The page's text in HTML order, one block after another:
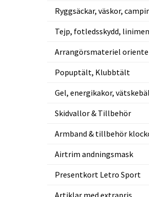
Ryggsäckar, väskor,
Tejp, fotledsskydd,
Arrangörsmateriel
Popuptält, Klubbtält
Gel, energikakor,
Skidvallor & Tillbehör
Armband & tillbehör
Airtrim andningsmask
Presentkort Letro Sport
Artiklar med extrapris